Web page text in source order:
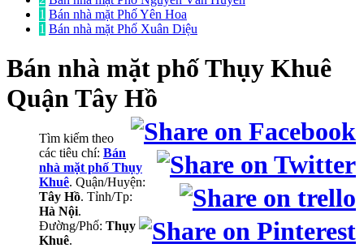
1 Bán nhà mặt Phố Yên Hoa
1 Bán nhà mặt Phố Xuân Diệu
Bán nhà mặt phốThụy Khuê
Quận Tây Hồ
Tìm kiếm theo
các tiêu chí: Bán
nhà mặt phố Thụy
Khuê. Quận/Huyện:
Tây Hồ. Tỉnh/Tp:
Hà Nội.
Đường/Phố: Thụy
Khuê.